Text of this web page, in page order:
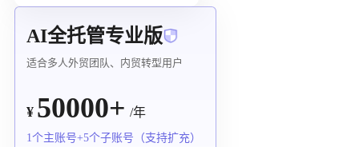
AI全托管专业版
适合多人外贸团队、内贸转型用户
¥ 50000+ /年
1个主账号+5个子账号（支持扩充）